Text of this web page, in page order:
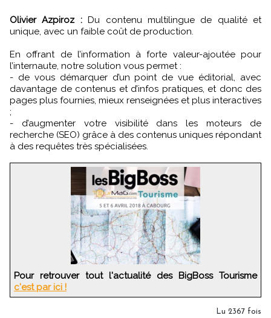
Olivier Azpiroz :Du contenu multilingue de qualité et
unique, avec un faible coût de production.
En offrant de l’information à forte valeur-ajoutée pour
l’internaute, notre solution vous permet :
- de vous démarquer d’un point de vue éditorial, avec
davantage de contenus et d’infos pratiques, et donc des
pages plus fournies, mieux renseignées et plus interactives
;
- d’augmenter votre visibilité dans les moteurs de
recherche (SEO) grâce à des contenus uniques répondant
à des requêtes très spécialisées.
Pour retrouver tout l'actualité des BigBoss Tourisme
c'est par ici !
Lu 2367 fois